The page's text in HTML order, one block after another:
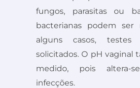
fungos, parasitas ou
bacterianas podem ser
alguns casos, testes
solicitados. O pH vaginal
medido, pois altera-
infecções.